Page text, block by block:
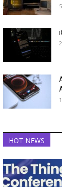
HOT NEWS